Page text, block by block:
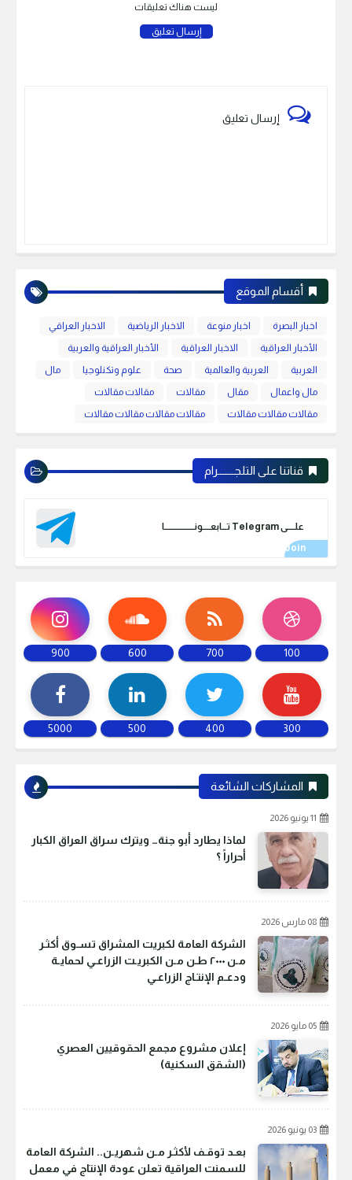
ليست هناك تعليقات
إرسال تعليق
إرسال تعليق
أقسام الموقع
اخبار البصرة اخبار منوعة الاخبار الرياضية
الاخبار العراقي
الأخبار العراقية
الاخبار العراقية
الأخبار العراقية والعربية
العربية
العربية والعالمية صحة علوم وتكنلوجيا
مال
مال واعمال
مقال مقالات
مقالات مقالات
مقالات مقالات مقالات
مقالات مقالات مقالات مقالات
قناتنا على التلجـــــــرام
علـــــى Telegram تـــابعـــــونـــــــــــــــــــا
100
700
600
900
300
400
500
5000
المشاركات الشائعة
11 يونيو 2026
لماذا يطارد أبو جنة… ويترك سراق العراق الكبار
أحراراً ؟
08 مارس 2026
الشركة العامة لكبريت المشراق تسـوق أكثـر
مـن ٢٠٠٠ طـن مـن الكبريـت الزراعـي لحمايـة
ودعـم الإنتـاج الزراعـي
05 مايو 2026
إعلان مشروع مجمع الحقوقيين العصري
(الشقق السكنية)
03 يونيو 2026
بعـد توقـف لأكثـر مـن شهريـن.. الشركة العامة
للسمنت العراقية تعلن عودة الإنتاج في معمل